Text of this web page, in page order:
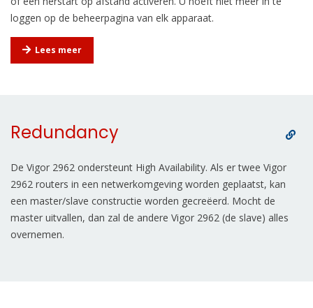
loggen op de beheerpagina van elk apparaat.
Lees meer
Redundancy
De Vigor 2962 ondersteunt High Availability. Als er twee Vigor
2962 routers in een netwerkomgeving worden geplaatst, kan
een master/slave constructie worden gecreëerd. Mocht de
master uitvallen, dan zal de andere Vigor 2962 (de slave) alles
overnemen.